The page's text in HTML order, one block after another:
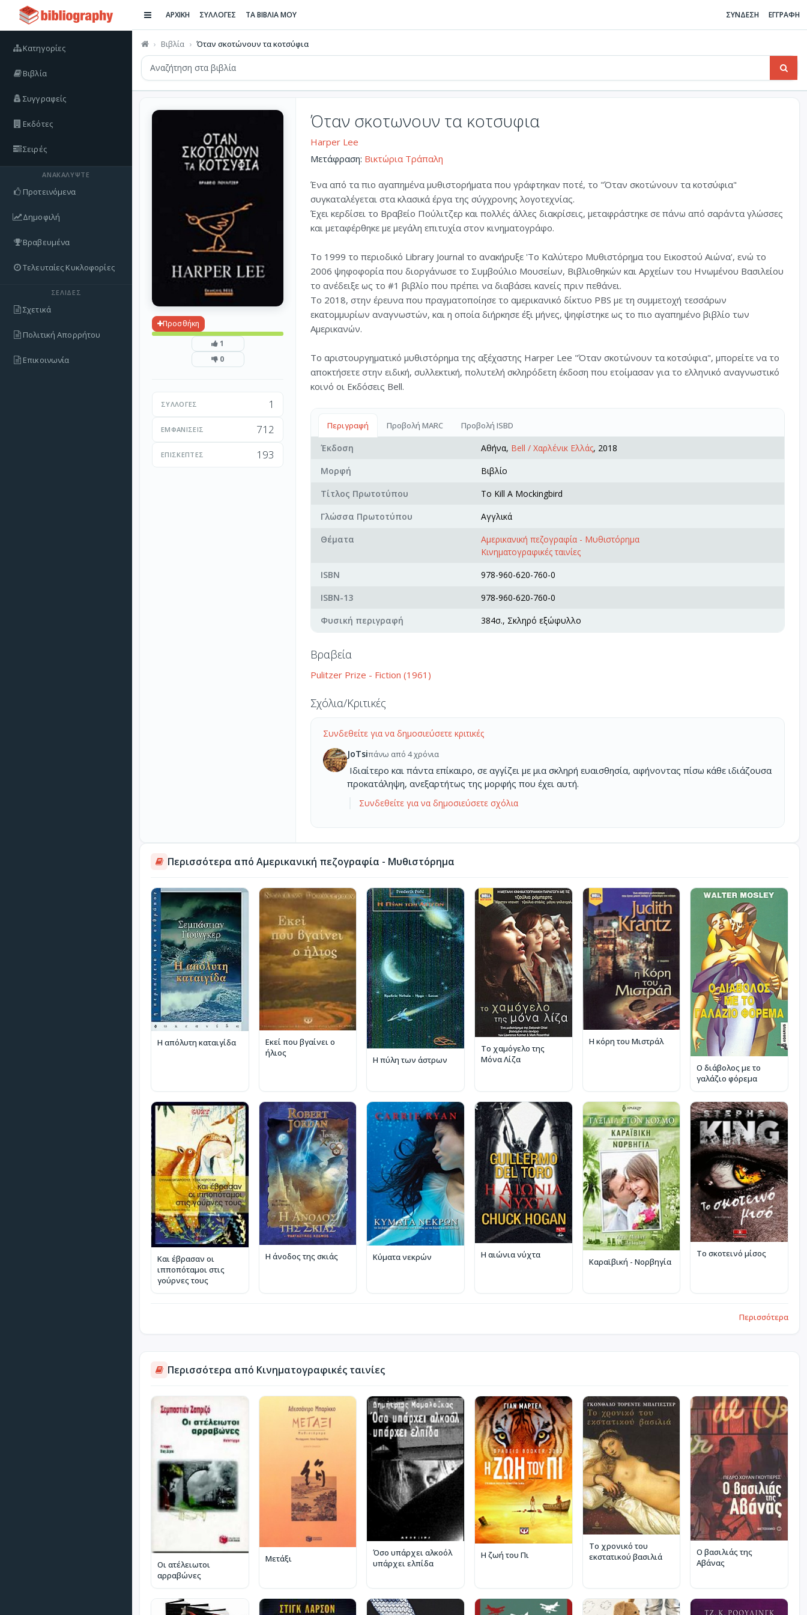
Κατηγορίες
Βιβλία
Συγγραφείς
Εκδότες
Σειρές
ΑΝΑΚΑΛΎΨΤΕ
Προτεινόμενα
Δημοφιλή
Βραβευμένα
Τελευταίες Κυκλοφορίες
ΣΕΛΊΔΕΣ
Σχετικά
Πολιτική Απορρήτου
Επικοινωνία
ΑΡΧΙΚΗ ΣΥΛΛΟΓΕΣ ΤΑ ΒΙΒΛΙΑ ΜΟΥ ΣΥΝΔΕΣΗ ΕΓΓΡΑΦΗ
Βιβλία Όταν σκοτώνουν τα κοτσύφια
Προσθήκη
1
0
ΣΥΛΛΟΓΈΣ 1
ΕΜΦΑΝΊΣΕΙΣ 712
ΕΠΙΣΚΈΠΤΕΣ 193
Όταν σκοτωνουν τα κοτσυφια
Harper Lee
Μετάφραση: Βικτώρια Τράπαλη
Ένα από τα πιο αγαπημένα μυθιστορήματα που γράφτηκαν ποτέ, το "Όταν σκοτώνουν τα κοτσύφια"
συγκαταλέγεται στα κλασικά έργα της σύγχρονης λογοτεχνίας.
Έχει κερδίσει το Βραβείο Πούλιτζερ και πολλές άλλες διακρίσεις, μεταφράστηκε σε πάνω από σαράντα γλώσσες
και μεταφέρθηκε με μεγάλη επιτυχία στον κινηματογράφο.
To 1999 το περιοδικό Library Journal το ανακήρυξε 'Το Καλύτερο Μυθιστόρημα του Εικοστού Αιώνα', ενώ το
2006 ψηφοφορία που διοργάνωσε το Συμβούλιο Μουσείων, Βιβλιοθηκών και Αρχείων τoυ Ηνωμένου Βασιλείου
το ανέδειξε ως το #1 βιβλίο που πρέπει να διαβάσει κανείς πριν πεθάνει.
Το 2018, στην έρευνα που πραγματοποίησε το αμερικανικό δίκτυο PBS με τη συμμετοχή τεσσάρων
εκατομμυρίων αναγνωστών, και η οποία διήρκησε έξι μήνες, ψηφίστηκε ως το πιο αγαπημένο βιβλίο των
Αμερικανών.
Tο αριστουργηματικό μυθιστόρημα της αξέχαστης Harper Lee "Όταν σκοτώνουν τα κοτσύφια", μπορείτε να το
αποκτήσετε στην ειδική, συλλεκτική, πολυτελή σκληρόδετη έκδοση που ετοίμασαν για το ελληνικό αναγνωστικό
κοινό οι Εκδόσεις Bell.
Περιγραφή Προβολή MARC Προβολή ISBD
Έκδοση Αθήνα, Bell / Χαρλένικ Ελλάς, 2018
Μορφή
Βιβλίο
Τίτλος Πρωτοτύπου
To Kill A Mockingbird
Γλώσσα Πρωτοτύπου
Αγγλικά
Θέματα
Αμερικανική πεζογραφία - Μυθιστόρημα
Κινηματογραφικές ταινίες
ISBN
978-960-620-760-0
ISBN-13
978-960-620-760-0
Φυσική περιγραφή
384σ., Σκληρό εξώφυλλο
Βραβεία
Pulitzer Prize - Fiction (1961)
Σχόλια/Κριτικές
Συνδεθείτε για να δημοσιεύσετε κριτικές
JoTsiπάνω από 4 χρόνια
Ιδιαίτερο και πάντα επίκαιρο, σε αγγίζει με μια σκληρή ευαισθησία, αφήνοντας πίσω κάθε ιδιάζουσα
προκατάληψη, ανεξαρτήτως της μορφής που έχει αυτή.
Συνδεθείτε για να δημοσιεύσετε σχόλια
Περισσότερα από Αμερικανική πεζογραφία - Μυθιστόρημα
Η απόλυτη καταιγίδα
Εκεί που βγαίνει ο
ήλιος
Η πύλη των άστρων
Το χαμόγελο της
Μόνα Λίζα
Η κόρη του Μιστράλ
Ο διάβολος με το
γαλάζιο φόρεμα
Και έβρασαν οι
ιπποπόταμοι στις
γούρνες τους
Η άνοδος της σκιάς Κύματα νεκρών Η αιώνια νύχτα
Καραϊβική - Νορβηγία
Το σκοτεινό μίσος
Περισσότερα
Περισσότερα από Κινηματογραφικές ταινίες
Οι ατέλειωτοι
αρραβώνες
Μετάξι
Όσο υπάρχει αλκοόλ
υπάρχει ελπίδα
Η ζωή του Πι
Το χρονικό του
εκστατικού βασιλιά
Ο βασιλιάς της
Αβάνας